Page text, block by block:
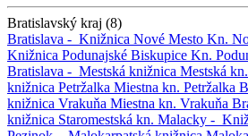
Bratislavský kraj (8)
Bratislava - Knižnica Nové Mesto Kn.
Knižnica Podunajské Biskupice Kn.
Bratislava - Mestská knižnica Mestská kn.
knižnica Petržalka Miestna kn. Petržalka
knižnica Vrakuňa Miestna kn. Vrakuňa
knižnica Staromestská kn. Malacky -